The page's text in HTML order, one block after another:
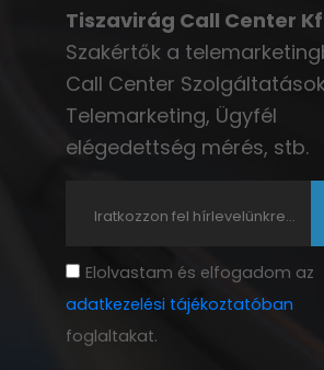
Tiszavirág Call Center
Szakértők a
Call Center
Telemarketing, Ügyfél
elégedettség mérés, stb.
Elolvastam és elfogadom az
adatkezelési tájékoztatóban
foglaltakat.